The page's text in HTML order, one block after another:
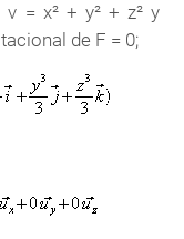
= x² + y² + z² y
de F = 0;